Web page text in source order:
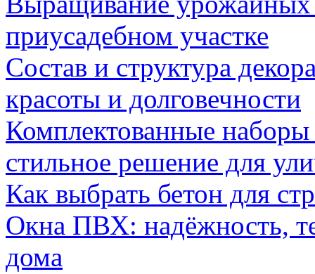
приусадебном участке
Состав и структура
красоты и долговечности
Комплектованные наборы
стильное решение для
Как выбрать бетон для
Окна ПВХ: надёжность,
дома